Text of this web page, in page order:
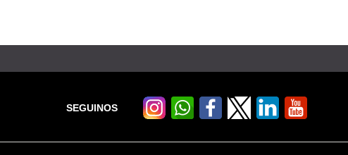
SEGUINOS